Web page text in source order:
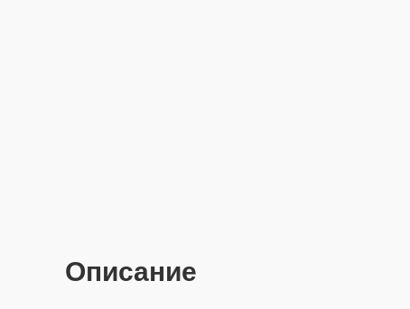
Описание